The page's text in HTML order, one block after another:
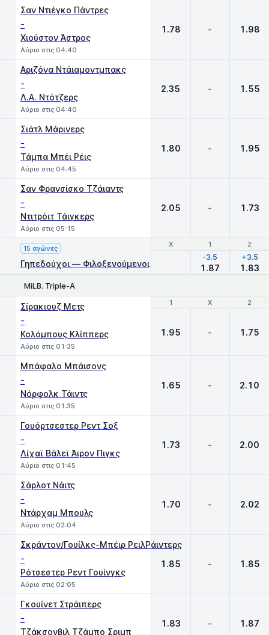
Σαν Ντιέγκο Πάντρες
-
Χιούστον Άστρος
Αύριο στις 04:40
1.78 - 1.98
Αριζόνα Ντάιαμοντμπακς
-
Λ.Α. Ντότζερς
Αύριο στις 04:40
2.35 - 1.55
Σιάτλ Μάρινερς
-
Τάμπα Μπέι Ρέις
Αύριο στις 04:45
1.80 - 1.95
Σαν Φρανσίσκο Τζάιαντς
-
Ντιτρόιτ Τάιγκερς
Αύριο στις 05:15
2.05 - 1.73
Χ 1 2
15 αγώνες
Γηπεδούχοι — Φιλοξενούμενοι
Χ 1 2
-3.5
1.87
+3.5
1.83
MiLB. Triple-A
1 X 2
Σίρακιουζ Μετς
-
Κολόμπους Κλίππερς
Αύριο στις 01:35
1 X 2
1.95 - 1.75
Μπάφαλο Μπάισονς
-
Νόρφολκ Τάιντς
Αύριο στις 01:35
1.65 - 2.10
Γουόρτσεστερ Ρεντ Σοξ
-
Λίχαϊ Βάλεϊ Άιρον Πιγκς
Αύριο στις 01:45
1.73 - 2.00
Σάρλοτ Νάιτς
-
Ντάρχαμ Μπουλς
Αύριο στις 02:04
1.70 - 2.02
Σκράντον/Γουίλκς-Μπέιρ ΡειλΡάιντερς
-
Ρότσεστερ Ρεντ Γουίνγκς
Αύριο στις 02:05
1.85 - 1.85
Γκουίνετ Στράιπερς
-
Τζάκσονβιλ Τζάμπο Σριμπ
1.83 - 1.87